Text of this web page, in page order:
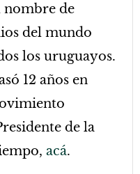
nombre de
del mundo
los uruguayos.
12 años en
de la
acá.